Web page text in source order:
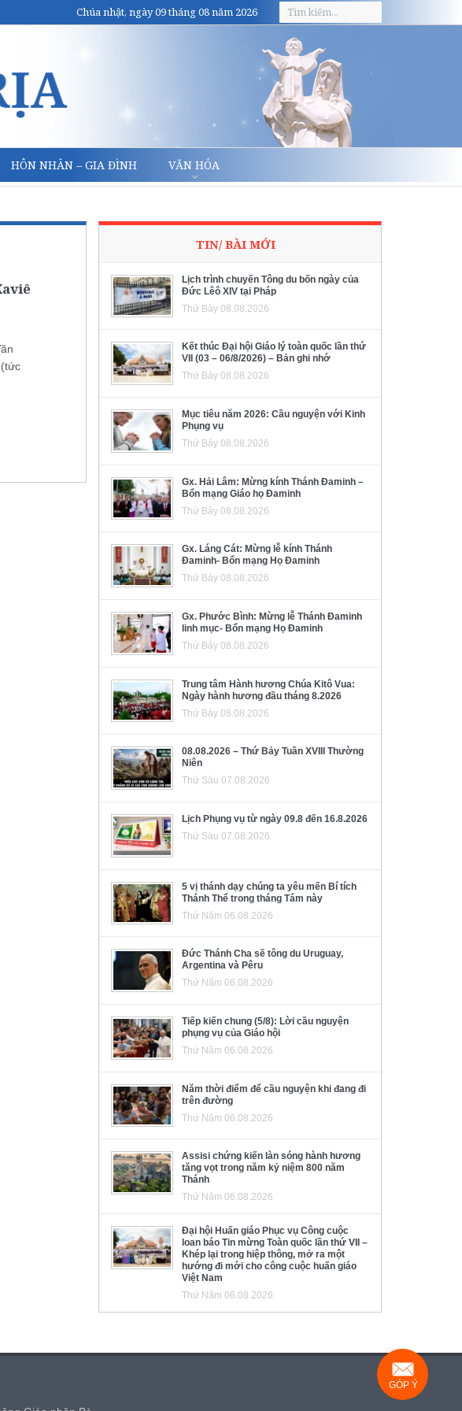
Chúa nhật, ngày 09 tháng 08 năm 2026
HÔN NHÂN – GIA ĐÌNH VĂN HÓA
TIN/ BÀI MỚI
Lịch trình chuyến Tông du bốn ngày của
Đức Lêô XIV tại Pháp
Thứ Bảy 08.08.2026
Kết thúc Đại hội Giáo lý toàn quốc lần thứ
VII (03 – 06/8/2026) – Bản ghi nhớ
Thứ Bảy 08.08.2026
Mục tiêu năm 2026: Cầu nguyện với Kinh
Phụng vụ
Thứ Bảy 08.08.2026
Gx. Hải Lâm: Mừng kính Thánh Đaminh –
Bổn mạng Giáo họ Đaminh
Thứ Bảy 08.08.2026
Gx. Láng Cát: Mừng lễ kính Thánh
Đaminh- Bổn mạng Họ Đaminh
Thứ Bảy 08.08.2026
Gx. Phước Bình: Mừng lễ Thánh Đaminh
linh mục- Bổn mạng Họ Đaminh
Thứ Bảy 08.08.2026
Trung tâm Hành hương Chúa Kitô Vua:
Ngày hành hương đầu tháng 8.2026
Thứ Bảy 08.08.2026
08.08.2026 – Thứ Bảy Tuần XVIII Thường
Niên
Thứ Sáu 07.08.2026
Lịch Phụng vụ từ ngày 09.8 đến 16.8.2026
Thứ Sáu 07.08.2026
5 vị thánh dạy chúng ta yêu mến Bí tích
Thánh Thể trong tháng Tám này
Thứ Năm 06.08.2026
Đức Thánh Cha sẽ tông du Uruguay,
Argentina và Pêru
Thứ Năm 06.08.2026
Tiếp kiến chung (5/8): Lời cầu nguyện
phụng vụ của Giáo hội
Thứ Năm 06.08.2026
Năm thời điểm để cầu nguyện khi đang đi
trên đường
Thứ Năm 06.08.2026
Assisi chứng kiến làn sóng hành hương
tăng vọt trong năm kỷ niệm 800 năm
Thánh
Thứ Năm 06.08.2026
Đại hội Huấn giáo Phục vụ Công cuộc
loan báo Tin mừng Toàn quốc lần thứ VII –
Khép lại trong hiệp thông, mở ra một
hướng đi mới cho công cuộc huấn giáo
Việt Nam
Thứ Năm 06.08.2026
GÓP Ý